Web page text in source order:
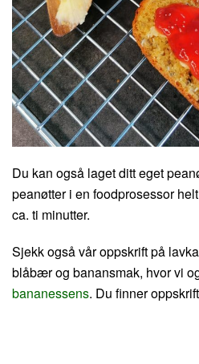
Du kan også laget ditt eget
peanøtter i en foodprosessor
ca. ti minutter.
Sjekk også vår oppskrift på
blåbær og banansmak, hvor vi
bananessens. Du finner